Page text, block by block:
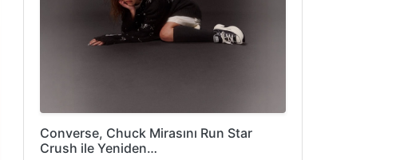
Converse, Chuck Mirasını Run Star
Crush ile Yeniden…